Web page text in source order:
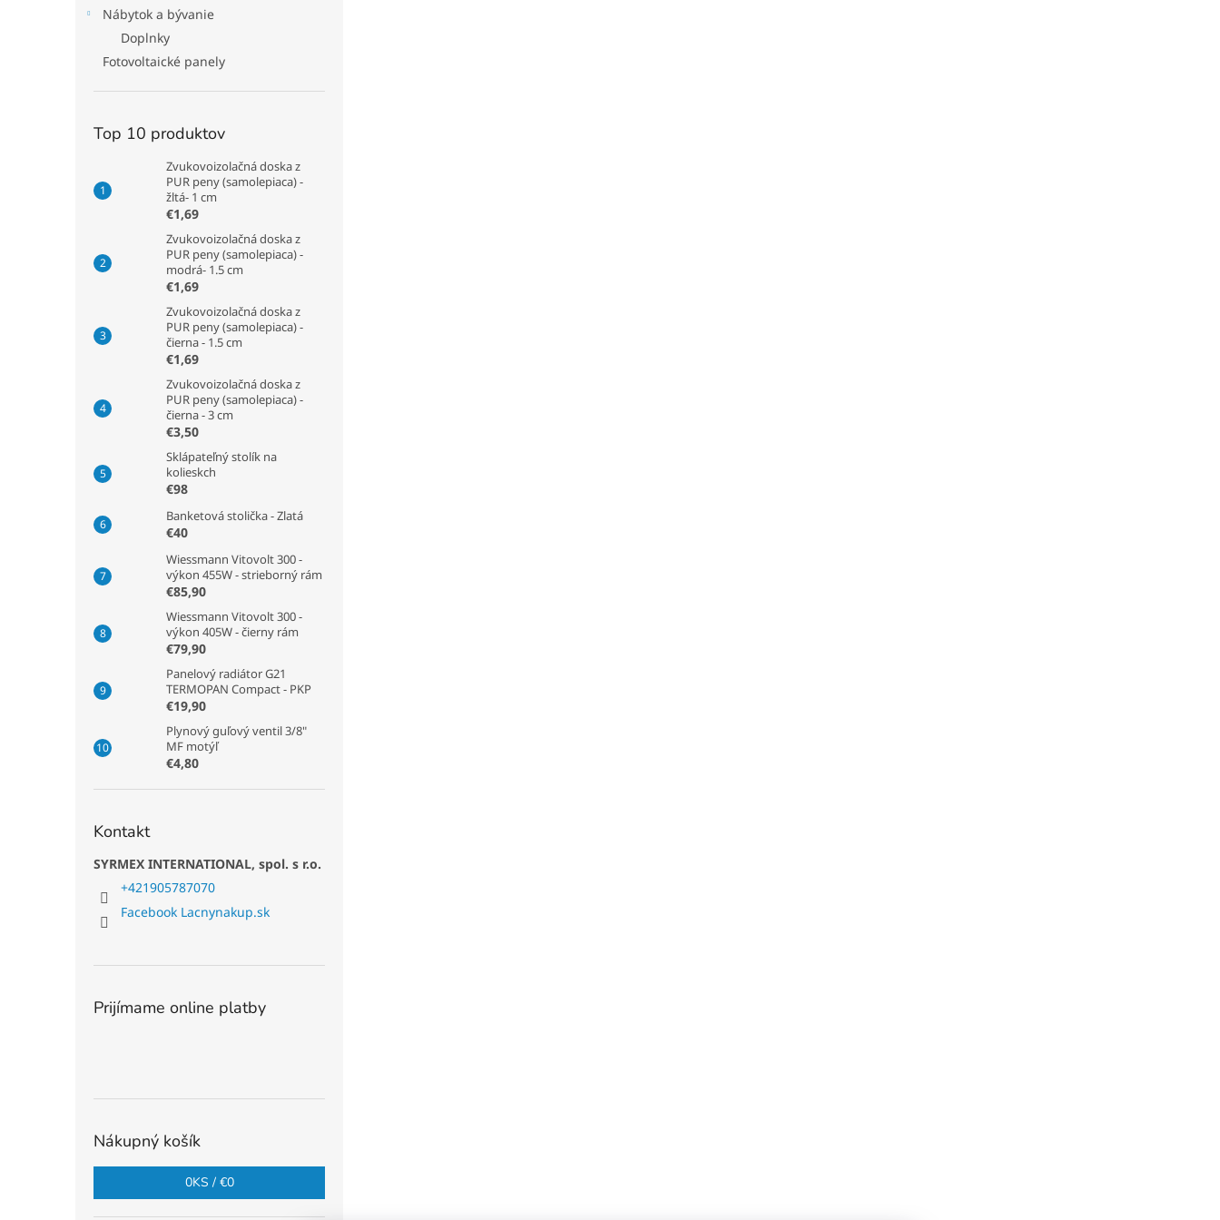
Nábytok a bývanie
Doplnky
Fotovoltaické panely
Top 10 produktov
Zvukovoizolačná doska z
PUR peny (samolepiaca) -
žltá- 1 cm
€1,69
Zvukovoizolačná doska z
PUR peny (samolepiaca) -
modrá- 1.5 cm
€1,69
Zvukovoizolačná doska z
PUR peny (samolepiaca) -
čierna - 1.5 cm
€1,69
Zvukovoizolačná doska z
PUR peny (samolepiaca) -
čierna - 3 cm
€3,50
Sklápateľný stolík na
kolieskch
€98
Banketová stolička - Zlatá
€40
Wiessmann Vitovolt 300 -
výkon 455W - strieborný rám
€85,90
Wiessmann Vitovolt 300 -
výkon 405W - čierny rám
€79,90
Panelový radiátor G21
TERMOPAN Compact - PKP
€19,90
Plynový guľový ventil 3/8"
MF motýľ
€4,80
Kontakt
SYRMEX INTERNATIONAL, spol. s r.o.
+421905787070
Facebook Lacnynakup.sk
Prijímame online platby
Nákupný košík
0KS / €0